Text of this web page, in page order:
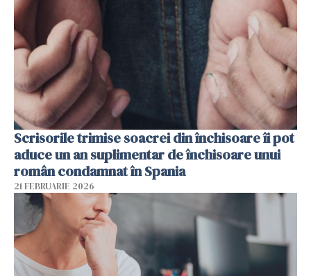
Scrisorile trimise soacrei din închisoare îi pot
aduce un an suplimentar de închisoare unui
român condamnat în Spania
21 FEBRUARIE 2026